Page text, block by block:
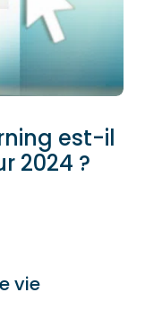
est-il
2024 ?
vie